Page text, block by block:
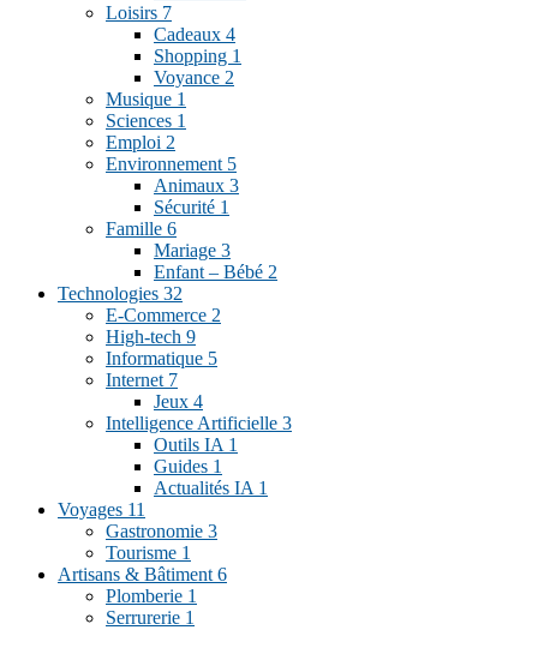
Loisirs 7
Cadeaux 4
Shopping 1
Voyance 2
Musique 1
Sciences 1
Emploi 2
Environnement 5
Animaux 3
Sécurité 1
Famille 6
Mariage 3
Enfant – Bébé 2
Technologies 32
E-Commerce 2
High-tech 9
Informatique 5
Internet 7
Jeux 4
Intelligence Artificielle 3
Outils IA 1
Guides 1
Actualités IA 1
Voyages 11
Gastronomie 3
Tourisme 1
Artisans & Bâtiment6
Plomberie 1
Serrurerie 1